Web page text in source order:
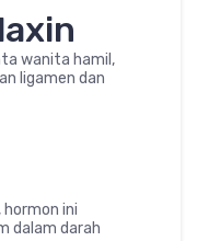
wanita hamil,
ligamen dan
ini
dalam darah